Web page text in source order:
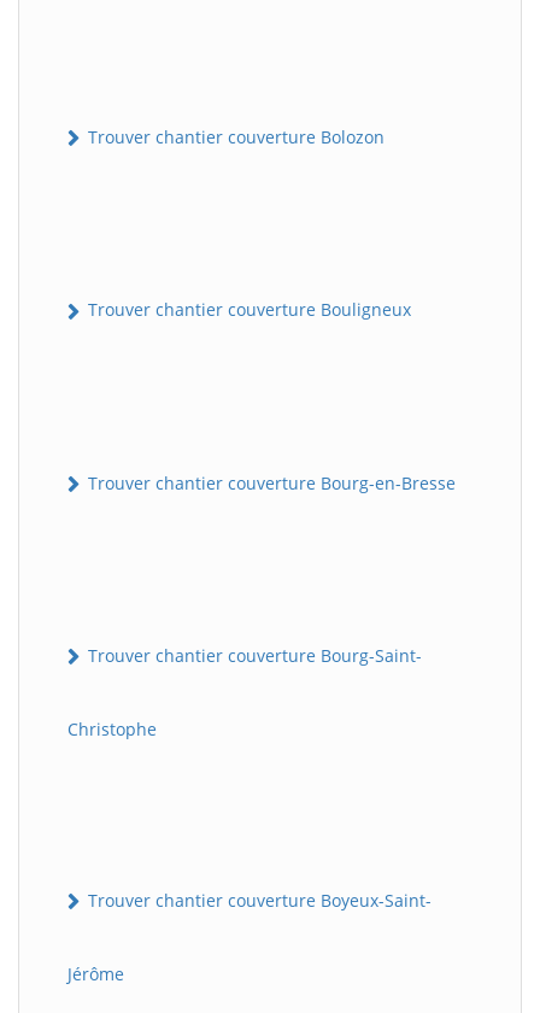
Trouver chantier couverture Bolozon
Trouver chantier couverture Bouligneux
Trouver chantier couverture Bourg-en-Bresse
Trouver chantier couverture Bourg-Saint-
Christophe
Trouver chantier couverture Boyeux-Saint-
Jérôme